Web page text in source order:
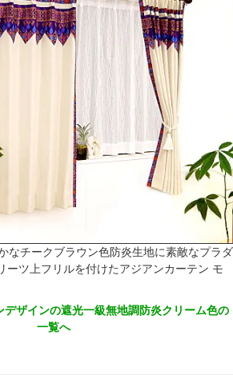
なチークブラウン色防炎生地に素敵なプラダ
ーツ上フリルを付けたアジアンカーテン モ
デザインの遮光一級無地調防炎クリーム色の
一覧へ